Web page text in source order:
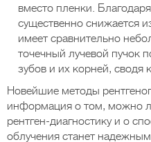
вместо пленки.
существенно снижается
имеет сравнительно
точечный лучевой пучок
зубов и их корней, сводя
Новейшие методы
информация о том, можно
рентген-диагностику и о
облучения станет